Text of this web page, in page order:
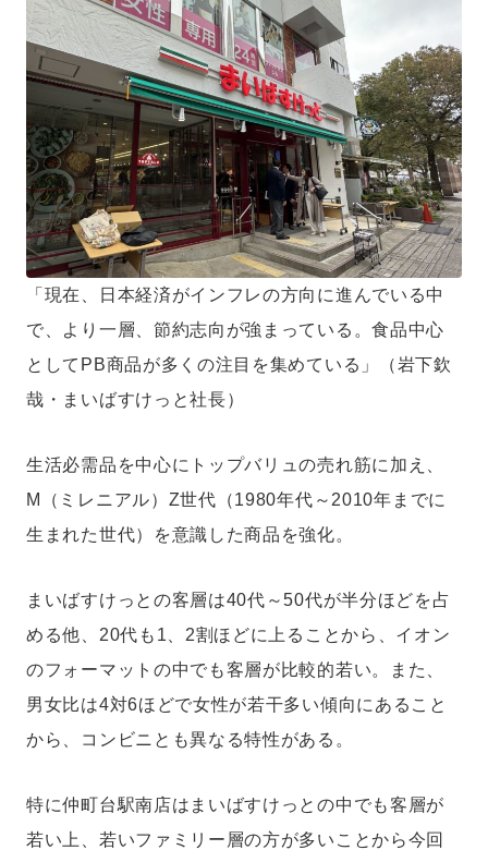
「現在、日本経済がインフレの方向に進んでいる中
で、より一層、節約志向が強まっている。食品中心
としてPB商品が多くの注目を集めている」（岩下欽
哉・まいばすけっと社長）
生活必需品を中心にトップバリュの売れ筋に加え、
M（ミレニアル）Z世代（1980年代～2010年までに
生まれた世代）を意識した商品を強化。
まいばすけっとの客層は40代～50代が半分ほどを占
める他、20代も1、2割ほどに上ることから、イオン
のフォーマットの中でも客層が比較的若い。また、
男女比は4対6ほどで女性が若干多い傾向にあること
から、コンビニとも異なる特性がある。
特に仲町台駅南店はまいばすけっとの中でも客層が
若い上、若いファミリー層の方が多いことから今回